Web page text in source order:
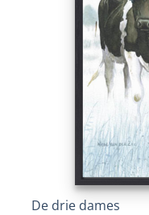
De drie dames